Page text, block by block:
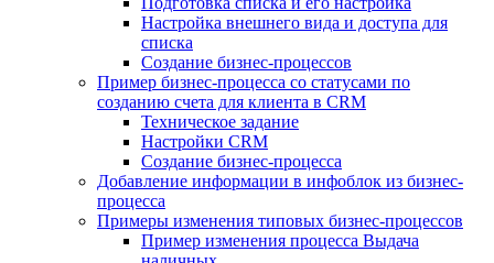
Настройка внешнего вида и доступа для
списка
Создание бизнес-процессов
Пример бизнес-процесса со статусами по
созданию счета для клиента в CRM
Техническое задание
Настройки CRM
Создание бизнес-процесса
Добавление информации в инфоблок из бизнес-
процесса
Примеры изменения типовых бизнес-процессов
Пример изменения процесса Выдача